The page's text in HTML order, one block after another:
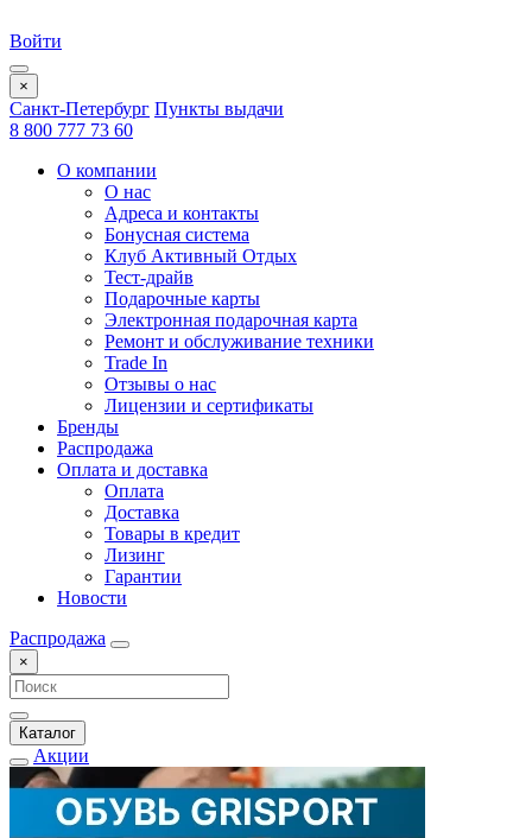
Войти
×
Санкт-Петербург Пункты выдачи
8 800 777 73 60
О компании
О нас
Адреса и контакты
Бонусная система
Клуб Активный Отдых
Тест-драйв
Подарочные карты
Электронная подарочная карта
Ремонт и обслуживание техники
Trade In
Отзывы о нас
Лицензии и сертификаты
Бренды
Распродажа
Оплата и доставка
Оплата
Доставка
Товары в кредит
Лизинг
Гарантии
Новости
Распродажа
×
Каталог
Акции